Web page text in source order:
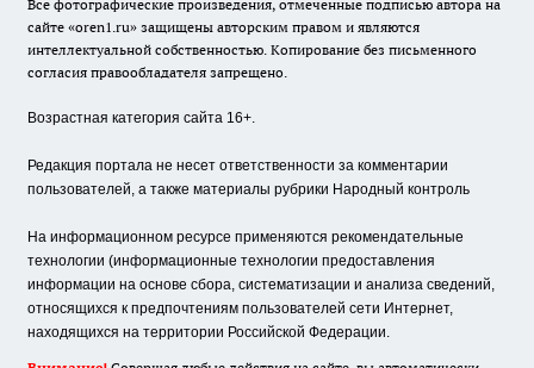
Все фотографические произведения, отмеченные подписью автора на
сайте «oren1.ru» защищены авторским правом и являются
интеллектуальной собственностью. Копирование без письменного
согласия правообладателя запрещено.
Возрастная категория сайта 16+.
Редакция портала не несет ответственности за комментарии
пользователей, а также материалы рубрики Народный контроль
На информационном ресурсе применяются рекомендательные
технологии (информационные технологии предоставления
информации на основе сбора, систематизации и анализа сведений,
относящихся к предпочтениям пользователей сети Интернет,
находящихся на территории Российской Федерации.